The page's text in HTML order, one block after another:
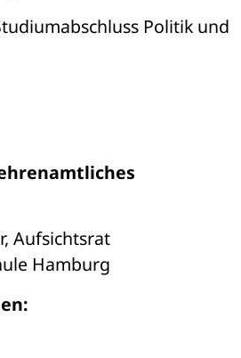
Politik und
Aufsichtsrat
Hamburg